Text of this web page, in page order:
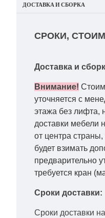
ДОСТАВКА И СБОРКА
СРОКИ,
Доставка и
Внимание!
уточняется с
этажа без лифта,
доставки мебели
от центра
будет взимать
предварительно
требуется кран
Сроки доставки:
Сроки доставки